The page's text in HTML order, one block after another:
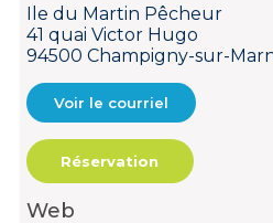
Ile du Martin Pêcheur
41 quai Victor Hugo
94500 Champigny-sur-
Voir le courriel
Réservation
Web